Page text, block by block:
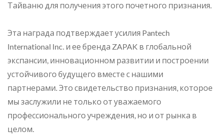
Тайваню для получения этого почетного признания.
Эта награда подтверждает усилия Pantech
International Inc. и ее бренда ZAPAK в глобальной
экспансии, инновационном развитии и построении
устойчивого будущего вместе с нашими
партнерами. Это свидетельство признания, которое
мы заслужили не только от уважаемого
профессионального учреждения, но и от рынка в
целом.